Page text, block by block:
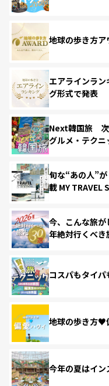
地球の歩き方
エアラインラ
グ形式で発表
Next韓国旅 次
グルメ・テクニ
旬な“あの人”
載 MY TRAVEL
今、こんな旅
年絶対行くべき
コスパもタイ
地球の歩き方♥
今年の夏はイン